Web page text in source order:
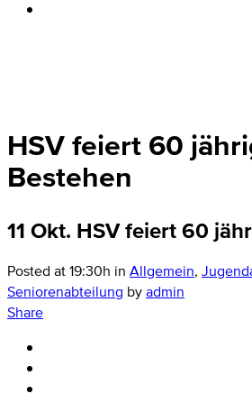
HSV feiert 60
Bestehen
11 Okt. HSV feiert 60
Posted at 19:30h in Allgemein,
Seniorenabteilung byadmin
Share